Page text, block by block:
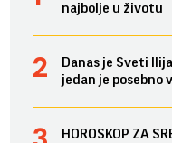
najbolje u životu
Danas je Sveti
jedan je posebno
HOROSKOP ZA